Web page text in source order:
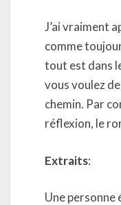
J’ai vraiment
comme
tout est dans
vous voulez
chemin. Par
réflexion, le
Extraits:
Une personne